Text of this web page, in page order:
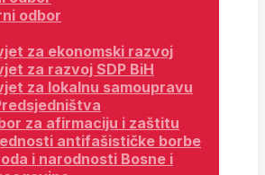
odbor
za ekonomski razvoj
za razvoj SDP BiH
za lokalnu samoupravu
za afirmaciju i zaštitu
antifašističke borbe
i narodnosti Bosne i